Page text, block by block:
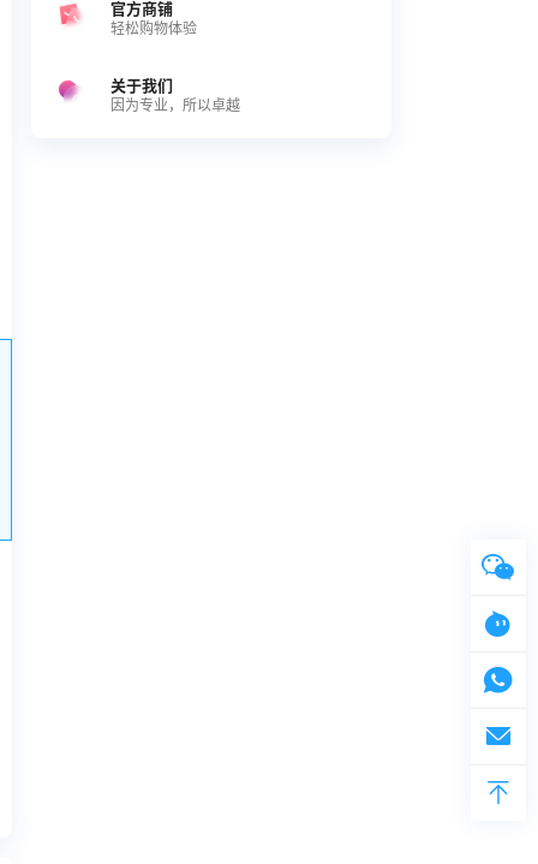
官方商铺
轻松购物体验
关于我们
因为专业，所以卓越